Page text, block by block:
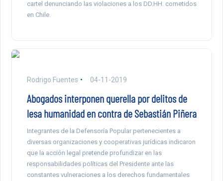
cartel denunciando las violaciones a los DD.HH. cometidos
en Chile.
Rodrigo Fuentes 04-11-2019
Abogados interponen querella por delitos de
lesa humanidad en contra de Sebastián Piñera
Integrantes de la Defensoría Popular pertenecientes a
diversas organizaciones y cooperativas jurídicas indicaron
que la acción legal pretende profundizar en las
responsabilidades políticas del Presidente ante las
constantes vulneraciones a los derechos fundamentales